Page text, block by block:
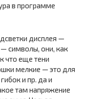
в программе
дисплея —
символы, они, как
что еще тени
мелкие — это для
и пр. да и
там напряжение